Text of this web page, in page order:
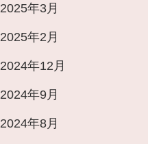
2025年3月
2025年2月
2024年12月
2024年9月
2024年8月